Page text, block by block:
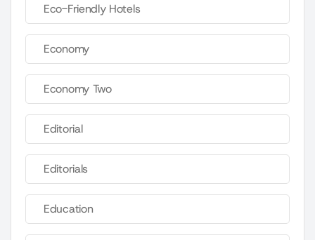
Eco-Friendly Hotels
Economy
Economy Two
Editorial
Editorials
Education